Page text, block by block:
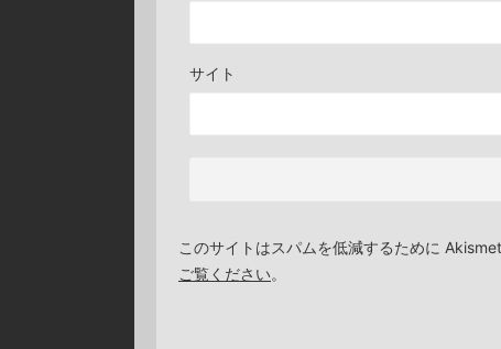
サイト
このサイトはスパムを低減するために
ご覧ください。